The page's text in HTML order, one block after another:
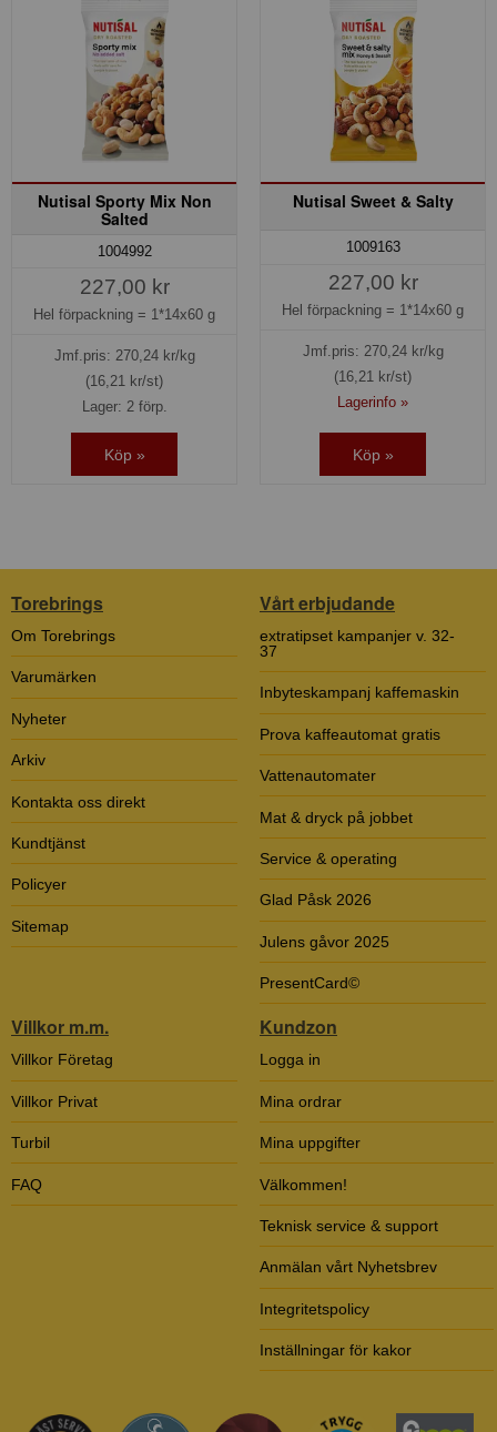
Nutisal Sporty Mix Non
Salted
1004992
227,00 kr
Hel förpackning = 1*14x60 g
Jmf.pris: 270,24kr/kg
(16,21 kr/st)
Lager: 2 förp.
Köp »
Nutisal Sweet & Salty
1009163
227,00 kr
Hel förpackning = 1*14x60 g
Jmf.pris: 270,24kr/kg
(16,21 kr/st)
Lagerinfo »
Köp »
Torebrings
Om Torebrings
Varumärken
Nyheter
Arkiv
Kontakta oss direkt
Kundtjänst
Policyer
Sitemap
Vårt erbjudande
extratipset kampanjer v. 32-
37
Inbyteskampanj kaffemaskin
Prova kaffeautomat gratis
Vattenautomater
Mat & dryck på jobbet
Service & operating
Glad Påsk 2026
Julens gåvor 2025
PresentCard©
Villkor m.m.
Villkor Företag
Villkor Privat
Turbil
FAQ
Kundzon
Logga in
Mina ordrar
Mina uppgifter
Välkommen!
Teknisk service & support
Anmälan vårt Nyhetsbrev
Integritetspolicy
Inställningar för kakor